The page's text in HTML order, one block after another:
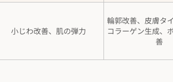
小じわ改善、肌の弾力
輪郭改善、皮膚タ
コラーゲン生成、
善